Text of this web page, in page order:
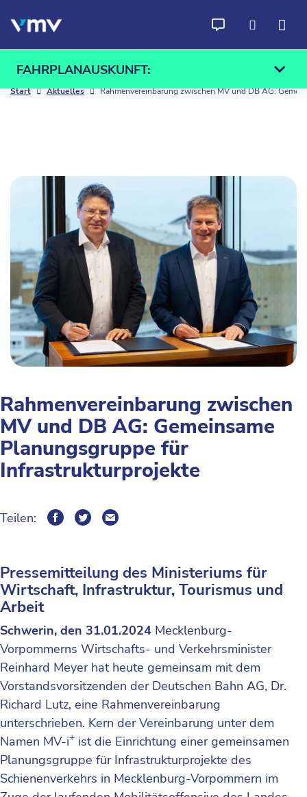
FAHRPLANAUSKUNFT:
Start Aktuelles Rahmenvereinbarung zwischen MV und DB AG:
Rahmenvereinbarung zwischen
MV und DB AG: Gemeinsame
Planungsgruppe für
Infrastrukturprojekte
Teilen:
Pressemitteilung des Ministeriums für
Wirtschaft, Infrastruktur, Tourismus und
Arbeit
Schwerin, den 31.01.2024 Mecklenburg-
Vorpommerns Wirtschafts- und Verkehrsminister
Reinhard Meyer hat heute gemeinsam mit dem
Vorstandsvorsitzenden der Deutschen Bahn AG, Dr.
Richard Lutz, eine Rahmenvereinbarung
unterschrieben. Kern der Vereinbarung unter dem
Namen MV-i+ ist die Einrichtung einer gemeinsamen
Planungsgruppe für Infrastrukturprojekte des
Schienenverkehrs in Mecklenburg-Vorpommern im